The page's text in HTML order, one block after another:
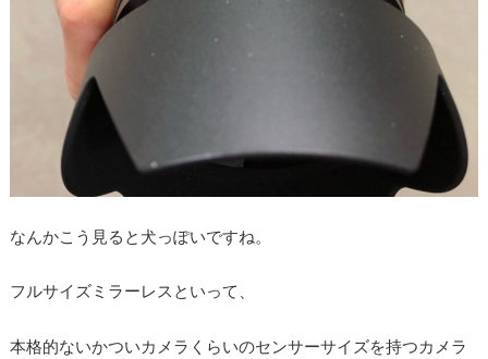
なんかこう見ると犬っぽいですね。
フルサイズミラーレスといって、
本格的ないかついカメラくらいのセンサーサイズを持つカメラ